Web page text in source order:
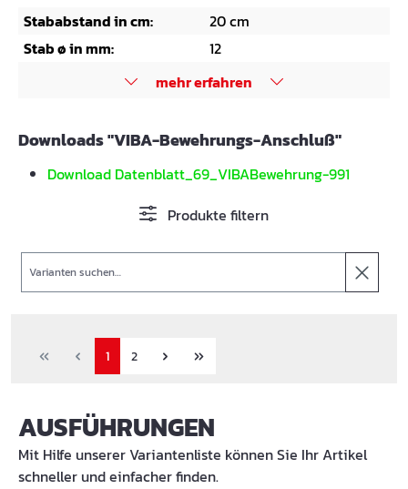
Stababstand in cm:
20 cm
Stab ø in mm:
12
mehr erfahren
Downloads "VIBA-Bewehrungs-Anschluß"
Download Datenblatt_69_VIBABewehrung-991
Produkte filtern
1 2
AUSFÜHRUNGEN
Mit Hilfe unserer Variantenliste können Sie Ihr Artikel
schneller und einfacher finden.